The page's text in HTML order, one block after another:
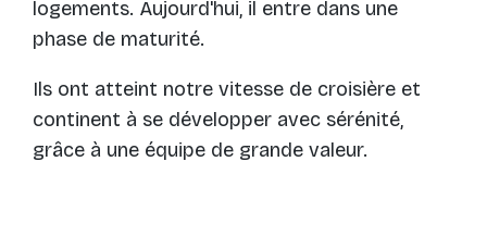
logements. Aujourd'hui, il entre dans une
phase de maturité.
Ils ont atteint notre vitesse de croisière et
continent à se développer avec sérénité,
grâce à une équipe de grande valeur.